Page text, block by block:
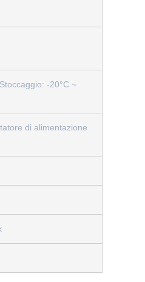
-20°C ~
di alimentazione